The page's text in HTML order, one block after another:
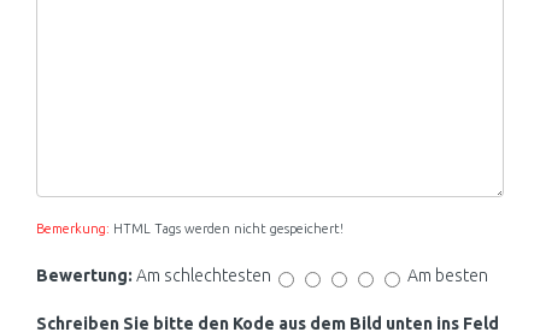
Bemerkung: HTML Tags werden nicht gespeichert!
Bewertung: Am schlechtesten Am besten
Schreiben Sie bitte den Kode aus dem Bild unten ins Feld